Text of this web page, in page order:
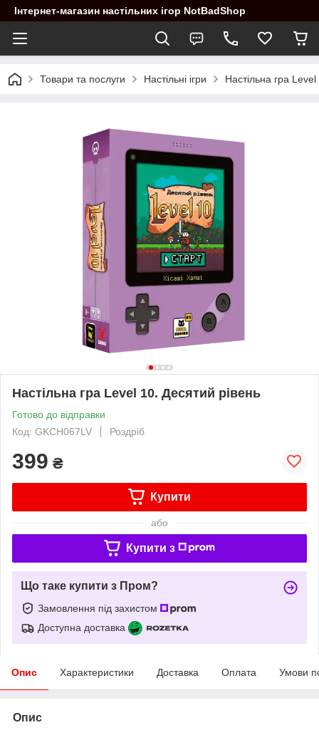
Інтернет-магазин настільних ігор NotBadShop
Товари та послуги Настільні ігри Настільна гра
Настільна гра Level 10. Десятий рівень
Готово до відправки
Код: GKCH067LV
Роздріб
399 ₴
Купити
або
Купити з
Що таке купити з Пром?
Замовлення під захистом
Доступна доставка
Опис Характеристики Доставка Оплата Умови
Опис